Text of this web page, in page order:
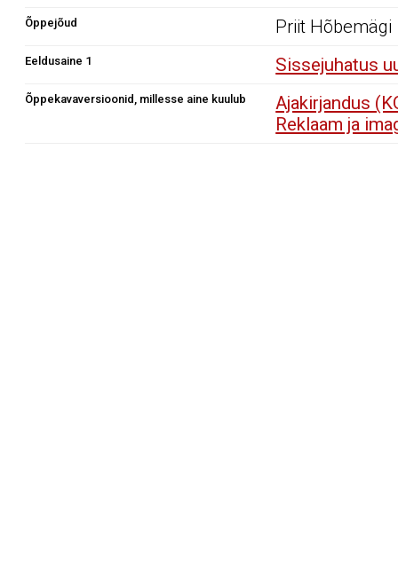
Õppejõud Priit Hõbemägi
Eeldusaine 1 Sissejuhatus
Õppekavaversioonid, millesse aine kuulub
Ajakirjandus
Reklaam ja